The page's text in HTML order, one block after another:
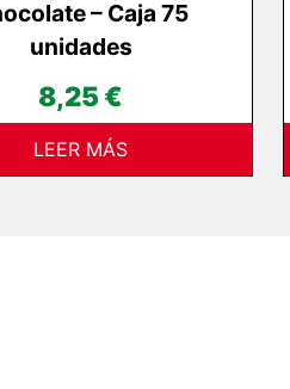
– Caja 75
unidades
8,25€
LEER MÁS